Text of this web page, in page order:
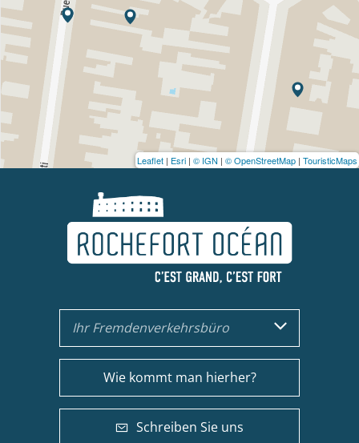
Leaflet | Esri | © IGN | © OpenStreetMap | TouristicMaps
Ihr Fremdenverkehrsbüro
Wie kommt man hierher?
Schreiben Sie uns